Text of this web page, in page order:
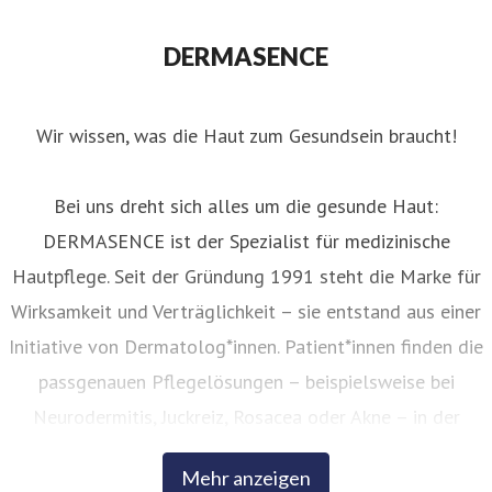
DERMASENCE
Mehr anzeigen
Wir wissen, was die Haut zum Gesundsein braucht!
Bei uns dreht sich alles um die gesunde Haut:
DERMASENCE ist der Spezialist für medizinische
Hautpflege. Seit der Gründung 1991 steht die Marke für
Wirksamkeit und Verträglichkeit – sie entstand aus einer
Initiative von Dermatolog*innen. Patient*innen finden die
passgenauen Pflegelösungen – beispielsweise bei
Neurodermitis, Juckreiz, Rosacea oder Akne – in der
Apotheke. Auch im Anti-Aging-Bereich setzt DERMASENCE